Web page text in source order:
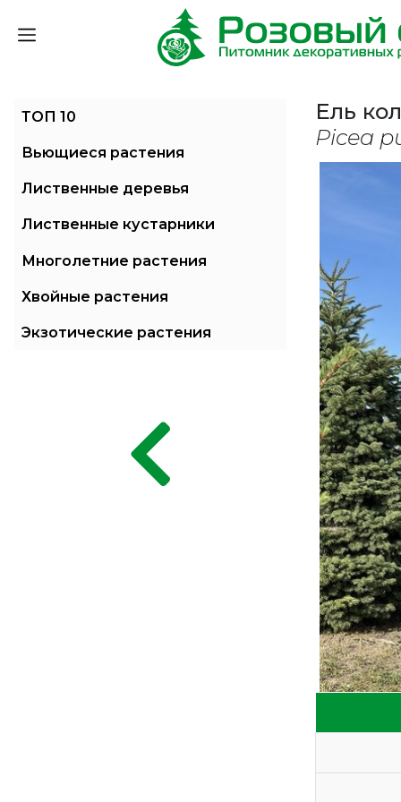
ТОП 10
Вьющиеся растения
Лиственные деревья
Лиственные кустарники
Многолетние растения
Хвойные растения
Экзотические растения
Ель
Picea